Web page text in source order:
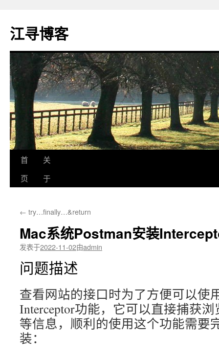
江寻博客
跳
文
首
页
关
于
← try…finally…&return
Mac系统Postman安装
发表于2022-11-02由admin
问题描述
查看网站的接口时为了方便可以使
Interceptor功能，它可以直接捕获
等信息，顺利的使用这个功能需要
装：